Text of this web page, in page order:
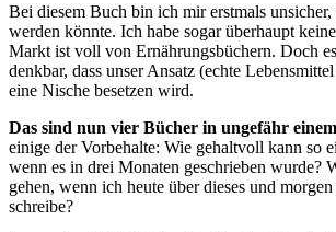
Bei diesem Buch bin ich mir erstmals
werden könnte. Ich habe sogar überhaupt
Markt ist voll von Ernährungsbüchern. Doch
denkbar, dass unser Ansatz (echte
eine Nische besetzen wird.
Das sind nun vier Bücher in ungefähr
einige der Vorbehalte: Wie gehaltvoll kann so
wenn es in drei Monaten geschrieben wurde?
gehen, wenn ich heute über dieses und
schreibe?